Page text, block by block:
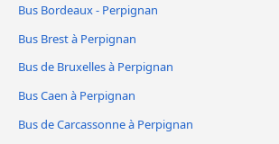
Bus Bordeaux - Perpignan
Bus Brest à Perpignan
Bus de Bruxelles à Perpignan
Bus Caen à Perpignan
Bus de Carcassonne à Perpignan